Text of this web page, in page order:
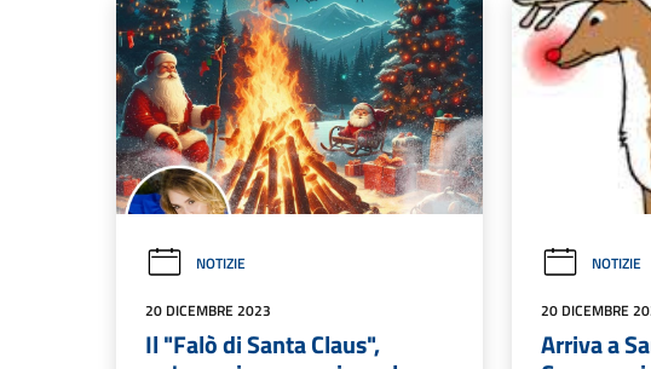
NOTIZIE
20 DICEMBRE 2023
Il "Falò di Santa Claus",
NOTIZIE
20 DICEMBRE
Arriva a